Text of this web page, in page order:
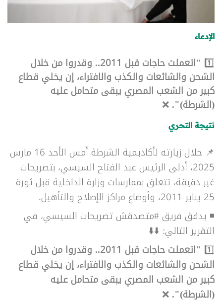
الإدعاء
1️⃣
"
اتعملت حاجات قبل 2011.. وقدروا من خلال
الشحن والشائعات والكذب والافتراء، إن يخلي قطاع
كبير من الشعب المصري يبقى متحامل عليه
(الشرطة)". ❌
نتيجة التحري
📌 خلال زيارته لأكاديمية الشرطة أمس الأحد 16 مارس
2025، أدلى الرئيس عبد الفتاح السيسي، بتصريحات
غير دقيقة، تتعلق بممارسات وزارة الداخلية قبل ثورة
25 يناير 2011، وأوضاع مراكز الإصلاح والتأهيل.
◾ يدقق فريق #متصدقش تصريحات السيسي، في
التقرير التالي: ⬇️⬇️
1️⃣
"
اتعملت حاجات قبل 2011.. وقدروا من خلال
الشحن والشائعات والكذب والافتراء، إن يخلي قطاع
كبير من الشعب المصري يبقى متحامل عليه
(الشرطة)". ❌